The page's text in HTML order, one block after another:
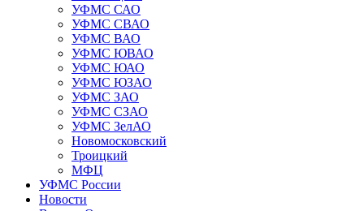
УФМС САО
УФМС СВАО
УФМС ВАО
УФМС ЮВАО
УФМС ЮАО
УФМС ЮЗАО
УФМС ЗАО
УФМС СЗАО
УФМС ЗелАО
Новомосковский
Троицкий
МФЦ
УФМС России
Новости